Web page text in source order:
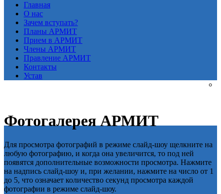
Главная
О нас
Зачем вступать?
Планы АРМИТ
Прием в АРМИТ
Члены АРМИТ
Правление АРМИТ
Контакты
Устав
Фотогалерея АРМИТ
Для просмотра фотографий в режиме слайд-шоу щелкните на
любую фотографию, и когда она увеличится, то под ней
появятся дополнительные возможности просмотра. Нажмите
на надпись слайд-шоу и, при желании, нажмите на число от 1
до 5, что означает количество секунд просмотра каждой
фотографии в режиме слайд-шоу.